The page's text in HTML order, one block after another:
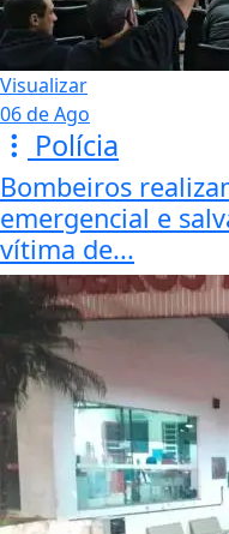
Visualizar
06 de Ago
Polícia
Bombeiros
emergencial e
vítima de...